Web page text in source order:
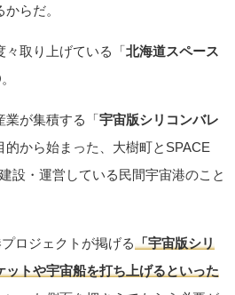
らだ。
々取り上げている「北海道スペース
業が集積する「宇宙版シリコンバレ
的から始まった、大樹町とSPACE
設・運営している民間宇宙港のこと
ロジェクトが掲げる 「宇宙版シリ
ットや宇宙船を打ち上げるといった